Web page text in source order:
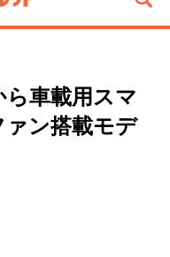
ら車載用スマ
ン搭載モデ